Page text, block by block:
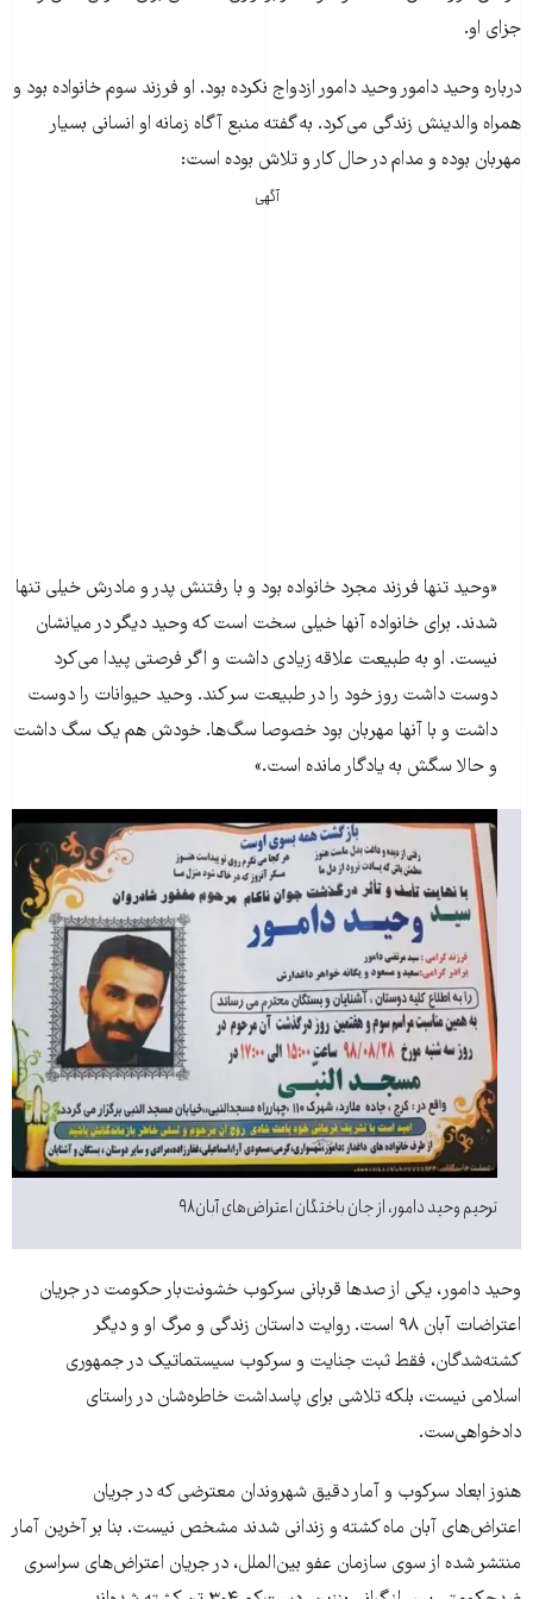
جزای او.
درباره وحید دامور وحید دامور ازدواج نکرده بود. او فرزند سوم خانواده بود و
همراه والدینش زندگی می‌کرد. به گفته منبع آگاه زمانه او انسانی بسیار
مهربان بوده و مدام در حال کار و تلاش بوده است:
آگهی
«وحید تنها فرزند مجرد خانواده بود و با رفتنش پدر و مادرش خیلی تنها
شدند. برای خانواده آنها خیلی سخت است که وحید دیگر در میانشان
نیست. او به طبیعت علاقه‌ زیادی داشت و اگر فرصتی پیدا می‌کرد
دوست داشت روز خود را در طبیعت سر کند. وحید حیوانات را دوست
داشت و با آنها مهربان بود خصوصا سگ‌ها. خودش هم یک سگ داشت
و حالا سگش به یادگار مانده است.»
ترحیم وحید دامور، از جان باختگان اعتراض‌های آبان ۹۸
وحید دامور، یکی از صدها قربانی سرکوب خشونت‌بار حکومت در جریان
اعتراضات آبان ۹۸ است. روایت داستان زندگی و مرگ او و دیگر
کشته‌شدگان، فقط ثبت جنایت‌‌ و سرکوب سیستماتیک‌ در جمهوری
اسلامی نیست، بلکه تلاشی برای پاسداشت خاطره‌‌شان در راستای
دادخواهی‌ست.
هنوز ابعاد سرکوب و آمار دقیق شهروندان معترضی که در جریان
اعتراض‌های آبان‌ ماه کشته و زندانی شدند مشخص نیست. بنا بر آخرین آمار
منتشر شده از سوی سازمان عفو بین‌الملل، در جریان اعتراض‌های سراسری